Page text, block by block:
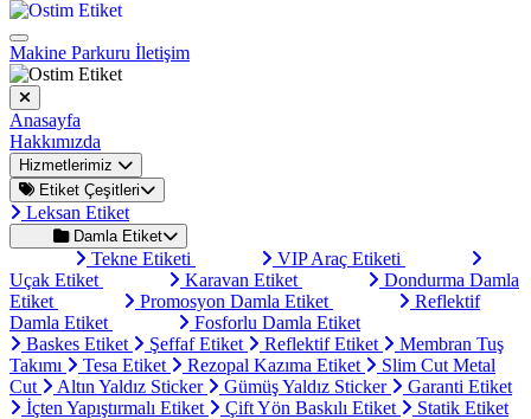
Makine Parkuru İletişim
Anasayfa
Hakkımızda
Hizmetlerimiz
Etiket Çeşitleri
Leksan Etiket
Damla Etiket
Tekne Etiketi
VIP Araç Etiketi
Uçak Etiket
Karavan Etiket
Dondurma Damla
Etiket
Promosyon Damla Etiket
Reflektif
Damla Etiket
Fosforlu Damla Etiket
Baskes Etiket
Şeffaf Etiket Reflektif Etiket
Membran Tuş
Takımı
Tesa Etiket Rezopal Kazıma Etiket
Slim Cut Metal
Cut
Altın Yaldız Sticker Gümüş Yaldız Sticker
Garanti Etiket
İçten Yapıştırmalı Etiket
Çift Yön Baskılı Etiket Statik Etiket